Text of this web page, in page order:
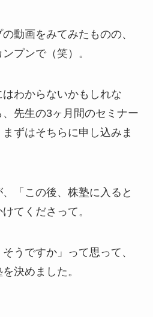
動画をみてみたものの、
プンで（笑）。
はわからないかもしれな
先生の3ヶ月間のセミナー
ずはそちらに申し込みま
「この後、株塾に入ると
てくださって。
うですか」って思って、
決めました。